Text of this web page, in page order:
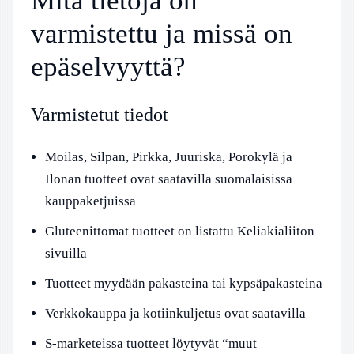
varmistettu ja missä on
epäselvyyttä?
Varmistetut tiedot
Moilas, Silpan, Pirkka, Juuriska, Porokylä ja
Ilonan tuotteet ovat saatavilla suomalaisissa
kauppaketjuissa
Gluteenittomat tuotteet on listattu Keliakialiiton
sivuilla
Tuotteet myydään pakasteina tai kypsäpakasteina
Verkkokauppa ja kotiinkuljetus ovat saatavilla
S-marketeissa tuotteet löytyvät “muut